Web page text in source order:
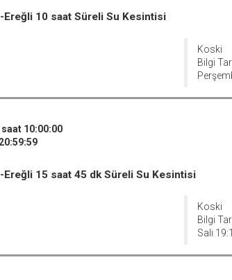
Ereğli 10 saat Süreli Su Kesintisi
Koski
Bilgi
saat 10:00:00
Ereğli 15 saat 45 dk Süreli Su Kesintisi
Koski
Bilgi
Salı